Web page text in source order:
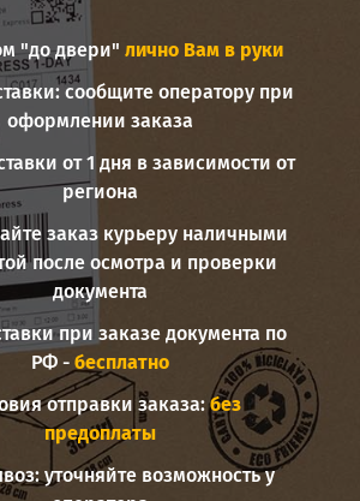
"до двери" лично Вам в руки
сообщите оператору при
оформлении заказа
от 1 дня в зависимости от
региона
заказ курьеру наличными
после осмотра и проверки
документа
при заказе документа по
РФ -бесплатно
отправки заказа:без
предоплаты
уточняйте возможность у